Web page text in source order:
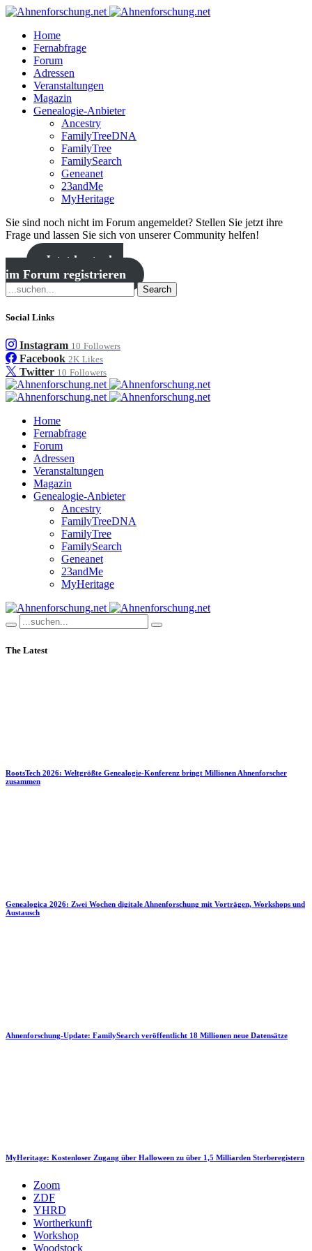
Home
Fernabfrage
Forum
Adressen
Veranstaltungen
Magazin
Genealogie-Anbieter
Ancestry
FamilyTreeDNA
FamilyTree
FamilySearch
Geneanet
23andMe
MyHeritage
Sie sind noch nicht im Forum angemeldet? Stellen Sie jetzt ihre
Frage und lassen Sie sich von unserer Community helfen!
Jetzt kostenlos
im Forum registrieren
Search
Social Links
Instagram 10 Followers
Facebook 2K Likes
Twitter 10 Followers
Home
Fernabfrage
Forum
Adressen
Veranstaltungen
Magazin
Genealogie-Anbieter
Ancestry
FamilyTreeDNA
FamilyTree
FamilySearch
Geneanet
23andMe
MyHeritage
The Latest
RootsTech 2026: Weltgrößte Genealogie-Konferenz bringt Millionen Ahnenforscher
zusammen
Genealogica 2026: Zwei Wochen digitale Ahnenforschung mit Vorträgen, Workshops und
Austausch
Ahnenforschung-Update: FamilySearch veröffentlicht 18 Millionen neue Datensätze
MyHeritage: Kostenloser Zugang über Halloween zu über 1,5 Milliarden Sterberegistern
Zoom
ZDF
YHRD
Wortherkunft
Workshop
Woodstock